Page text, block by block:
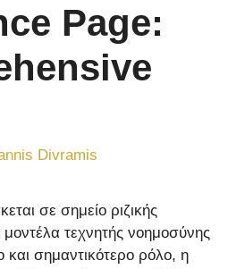
Page:
Divramis
σε σημείο ριζικής
τεχνητής νοημοσύνης
και σημαντικότερο ρόλο, η